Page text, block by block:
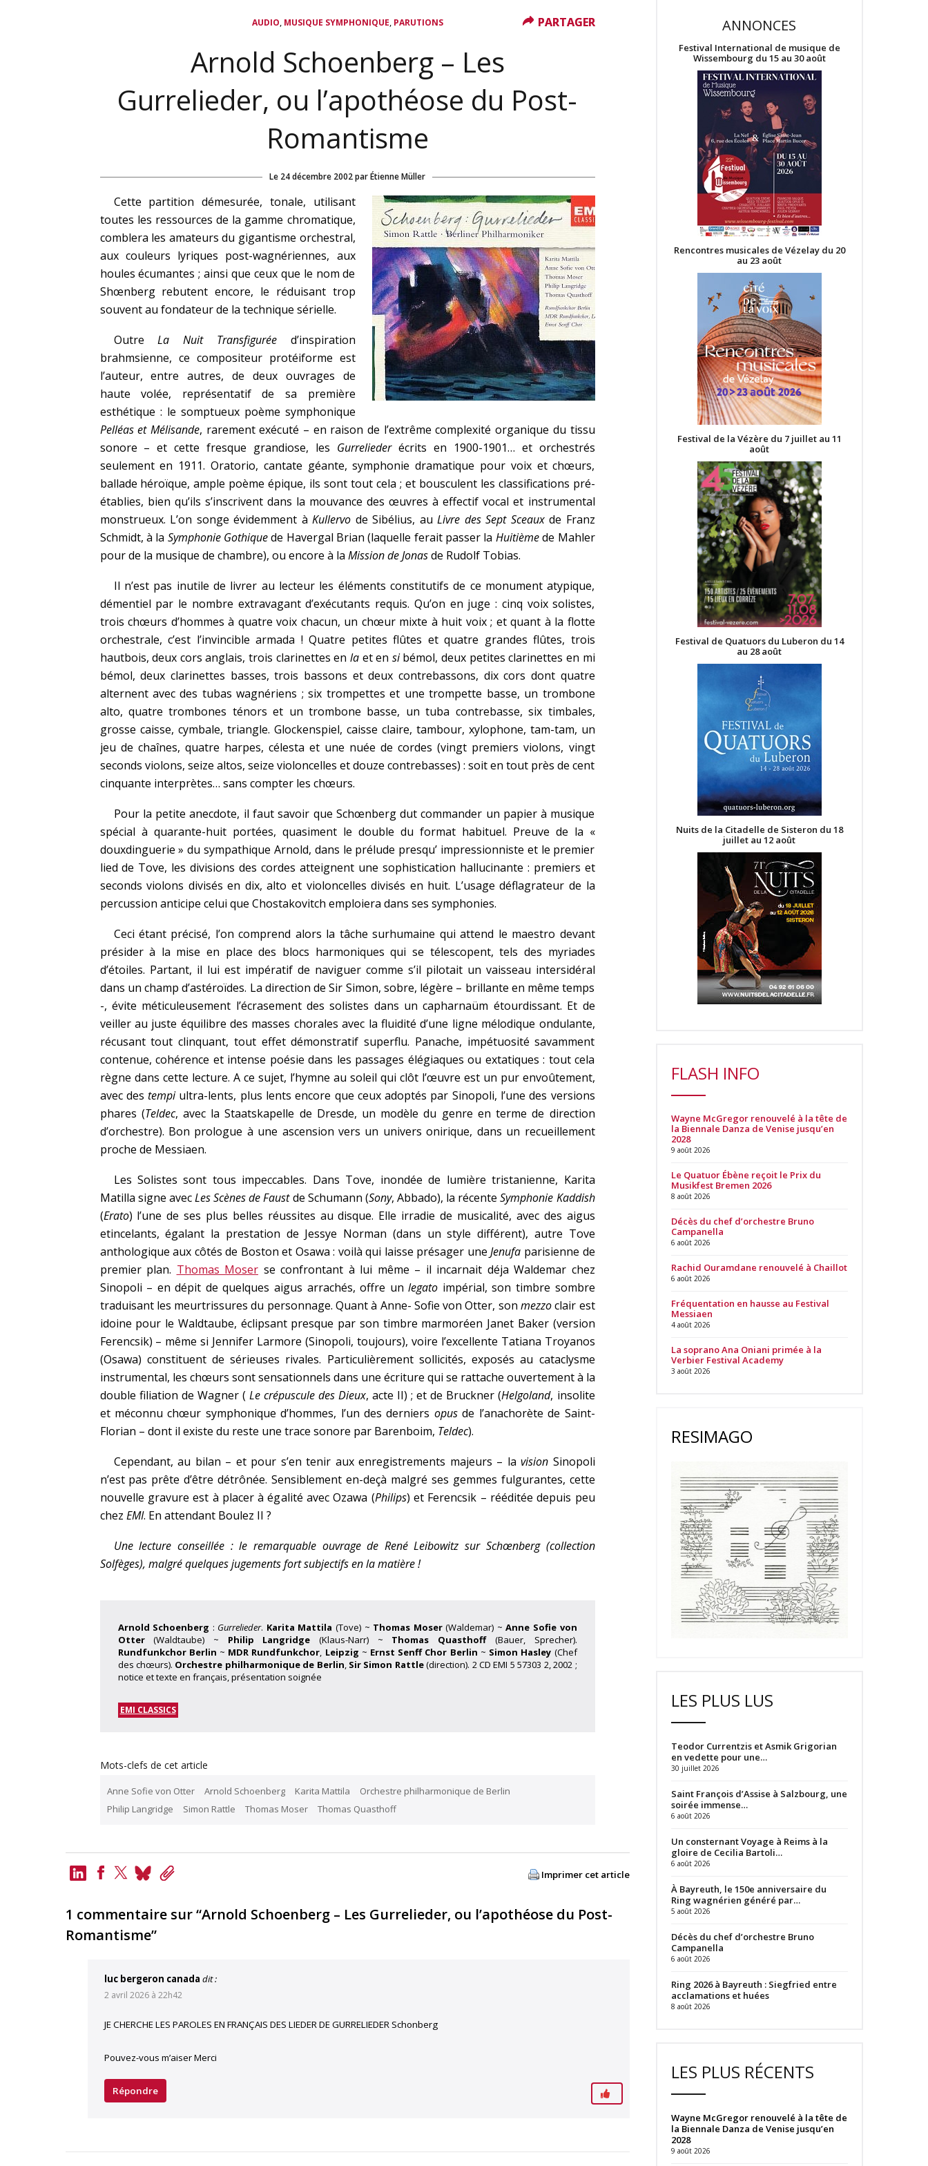
AUDIO, MUSIQUE SYMPHONIQUE, PARUTIONS
Arnold Schoenberg – Les
Gurrelieder, ou l’apothéose du Post-
Romantisme
Le 24 décembre 2002parÉtienne Müller
Cette partition démesurée, tonale, utilisant
toutes les ressources de la gamme chromatique,
comblera les amateurs du gigantisme orchestral,
aux couleurs lyriques post-wagnériennes, aux
houles écumantes ; ainsi que ceux que le nom de
Shœnberg rebutent encore, le réduisant trop
souvent au fondateur de la technique sérielle.
OutreLa Nuit Transfiguréed’inspiration
brahmsienne, ce compositeur protéiforme est
l’auteur, entre autres, de deux ouvrages de
haute volée, représentatif de sa première
esthétique : le somptueux poème symphonique
Pelléas et Mélisande, rarement exécuté – en raison de l’extrême complexité organique du tissu
sonore – et cette fresque grandiose, les Gurreliederécrits en 1900-1901… et orchestrés
seulement en 1911. Oratorio, cantate géante, symphonie dramatique pour voix et chœurs,
ballade héroïque, ample poème épique, ils sont tout cela ; et bousculent les classifications pré-
établies, bien qu’ils s’inscrivent dans la mouvance des œuvres à effectif vocal et instrumental
monstrueux. L’on songe évidemment à Kullervo de Sibélius, au Livre des Sept Sceauxde Franz
Schmidt, à la Symphonie Gothiquede Havergal Brian (laquelle ferait passer la Huitièmede Mahler
pour de la musique de chambre), ou encore à la Mission de Jonasde Rudolf Tobias.
Il n’est pas inutile de livrer au lecteur les éléments constitutifs de ce monument atypique,
démentiel par le nombre extravagant d’exécutants requis. Qu’on en juge : cinq voix solistes,
trois chœurs d’hommes à quatre voix chacun, un chœur mixte à huit voix ; et quant à la flotte
orchestrale, c’est l’invincible armada ! Quatre petites flûtes et quatre grandes flûtes, trois
hautbois, deux cors anglais, trois clarinettes en laet en sibémol, deux petites clarinettes en mi
bémol, deux clarinettes basses, trois bassons et deux contrebassons, dix cors dont quatre
alternent avec des tubas wagnériens ; six trompettes et une trompette basse, un trombone
alto, quatre trombones ténors et un trombone basse, un tuba contrebasse, six timbales,
grosse caisse, cymbale, triangle. Glockenspiel, caisse claire, tambour, xylophone, tam-tam, un
jeu de chaînes, quatre harpes, célesta et une nuée de cordes (vingt premiers violons, vingt
seconds violons, seize altos, seize violoncelles et douze contrebasses) : soit en tout près de cent
cinquante interprètes… sans compter les chœurs.
Pour la petite anecdote, il faut savoir que Schœnberg dut commander un papier à musique
spécial à quarante-huit portées, quasiment le double du format habituel. Preuve de la «
douxdinguerie » du sympathique Arnold, dans le prélude presqu’ impressionniste et le premier
lied de Tove, les divisions des cordes atteignent une sophistication hallucinante : premiers et
seconds violons divisés en dix, alto et violoncelles divisés en huit. L’usage déflagrateur de la
percussion anticipe celui que Chostakovitch emploiera dans ses symphonies.
Ceci étant précisé, l’on comprend alors la tâche surhumaine qui attend le maestro devant
présider à la mise en place des blocs harmoniques qui se télescopent, tels des myriades
d’étoiles. Partant, il lui est impératif de naviguer comme s’il pilotait un vaisseau intersidéral
dans un champ d’astéroïdes. La direction de Sir Simon, sobre, légère – brillante en même temps
-, évite méticuleusement l’écrasement des solistes dans un capharnaüm étourdissant. Et de
veiller au juste équilibre des masses chorales avec la fluidité d’une ligne mélodique ondulante,
récusant tout clinquant, tout effet démonstratif superflu. Panache, impétuosité savamment
contenue, cohérence et intense poésie dans les passages élégiaques ou extatiques : tout cela
règne dans cette lecture. A ce sujet, l’hymne au soleil qui clôt l’œuvre est un pur envoûtement,
avec destempiultra-lents, plus lents encore que ceux adoptés par Sinopoli, l’une des versions
phares (Teldec, avec la Staatskapelle de Dresde, un modèle du genre en terme de direction
d’orchestre). Bon prologue à une ascension vers un univers onirique, dans un recueillement
proche de Messiaen.
Les Solistes sont tous impeccables. Dans Tove, inondée de lumière tristanienne, Karita
Matilla signe avecLes Scènes de Faustde Schumann (Sony, Abbado), la récenteSymphonie Kaddish
(Erato) l’une de ses plus belles réussites au disque. Elle irradie de musicalité, avec des aigus
etincelants, égalant la prestation de Jessye Norman (dans un style différent), autre Tove
anthologique aux côtés de Boston et Osawa : voilà qui laisse présager uneJenufa parisienne de
premier plan. Thomas Moser se confrontant à lui même – il incarnait déja Waldemar chez
Sinopoli – en dépit de quelques aigus arrachés, offre unlegato impérial, son timbre sombre
traduisant les meurtrissures du personnage. Quant à Anne- Sofie von Otter, son mezzoclair est
idoine pour le Waldtaube, éclipsant presque par son timbre marmoréen Janet Baker (version
Ferencsik) – même si Jennifer Larmore (Sinopoli, toujours), voire l’excellente Tatiana Troyanos
(Osawa) constituent de sérieuses rivales. Particulièrement sollicités, exposés au cataclysme
instrumental, les chœurs sont sensationnels dans une écriture qui se rattache ouvertement à la
double filiation de Wagner ( Le crépuscule des Dieux, acte II) ; et de Bruckner (Helgoland, insolite
et méconnu chœur symphonique d’hommes, l’un des derniers opusde l’anachorète de Saint-
Florian – dont il existe du reste une trace sonore par Barenboim, Teldec).
Cependant, au bilan – et pour s’en tenir aux enregistrements majeurs – la vision Sinopoli
n’est pas prête d’être détrônée. Sensiblement en-deçà malgré ses gemmes fulgurantes, cette
nouvelle gravure est à placer à égalité avec Ozawa (Philips) et Ferencsik – rééditée depuis peu
chez EMI. En attendant Boulez II ?
Une lecture conseillée : le remarquable ouvrage de René Leibowitz sur Schœnberg (collection
Solfèges), malgré quelques jugements fort subjectifs en la matière !
PARTAGER
Arnold Schoenberg : Gurrelieder. Karita Mattila (Tove) ~ Thomas Moser(Waldemar) ~Anne Sofie von
Otter(Waldtaube) ~ Philip Langridge (Klaus-Narr) ~ Thomas Quasthoff(Bauer, Sprecher).
Rundfunkchor Berlin ~ MDR Rundfunkchor, Leipzig ~ Ernst Senff Chor Berlin ~ Simon Hasley (Chef
des chœurs). Orchestre philharmonique de Berlin, Sir Simon Rattle(direction). 2 CD EMI 5 57303 2, 2002 ;
notice et texte en français, présentation soignée
PARTAGER
EMI CLASSICS
Mots-clefs de cet article
Anne Sofie von Otter Arnold Schoenberg Karita Mattila
Orchestre philharmonique de Berlin
Philip Langridge
Simon Rattle Thomas Moser Thomas Quasthoff
LinkedIn
BlueskyCopy
Imprimer cet article
1 commentaire sur “Arnold Schoenberg – Les Gurrelieder, ou l’apothéose du Post-
Romantisme”
luc bergeron canada dit :
2 avril 2026 à 22h42
JE CHERCHE LES PAROLES EN FRANÇAIS DES LIEDER DE GURRELIEDER Schonberg
Pouvez-vous m’aiser Merci
Répondre
ANNONCES
Festival International de musique de
Wissembourg du 15 au 30 août
Rencontres musicales de Vézelay du 20
au 23 août
Festival de la Vézère du 7 juillet au 11
août
Festival de Quatuors du Luberon du 14
au 28 août
Nuits de la Citadelle de Sisteron du 18
juillet au 12 août
FLASH INFO
Wayne McGregor renouvelé à la tête de
la Biennale Danza de Venise jusqu’en
2028
9 août 2026
Le Quatuor Ébène reçoit le Prix du
Musikfest Bremen 2026
8 août 2026
Décès du chef d’orchestre Bruno
Campanella
6 août 2026
Rachid Ouramdane renouvelé à Chaillot
6 août 2026
Fréquentation en hausse au Festival
Messiaen
4 août 2026
La soprano Ana Oniani primée à la
Verbier Festival Academy
3 août 2026
RESIMAGO
LES PLUS LUS
Teodor Currentzis et Asmik Grigorian
en vedette pour une…
30 juillet 2026
Saint François d’Assise à Salzbourg, une
soirée immense…
6 août 2026
Un consternant Voyage à Reims à la
gloire de Cecilia Bartoli…
6 août 2026
À Bayreuth, le 150e anniversaire du
Ring wagnérien généré par…
5 août 2026
Décès du chef d’orchestre Bruno
Campanella
6 août 2026
Ring 2026 à Bayreuth : Siegfried entre
acclamations et huées
8 août 2026
LES PLUS RÉCENTS
Wayne McGregor renouvelé à la tête de
la Biennale Danza de Venise jusqu’en
2028
9 août 2026